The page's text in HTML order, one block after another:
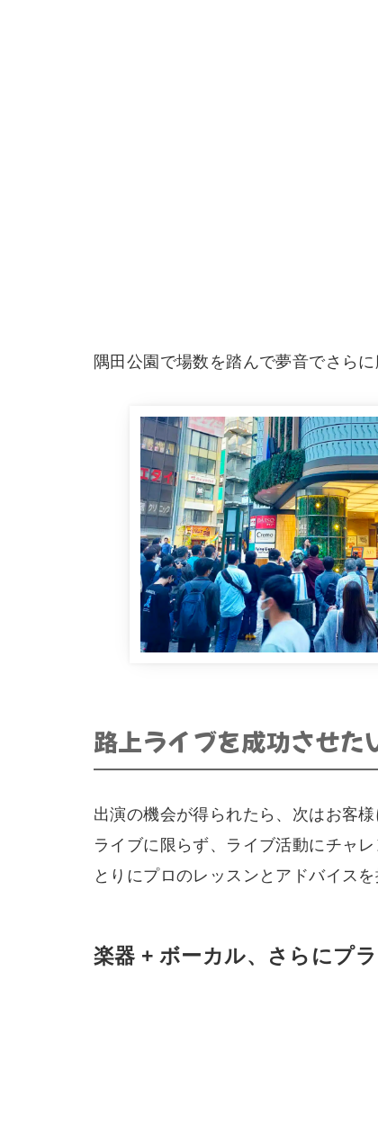
隅田公園で場数を踏んで夢音でさら
路上ライブを成功させた
出演の機会が得られたら、次はお客
ライブに限らず、ライブ活動にチャ
とりにプロのレッスンとアドバイスを
楽器 + ボーカル、さらにプ